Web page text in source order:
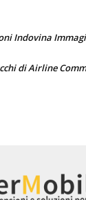
Indovina
di Airline